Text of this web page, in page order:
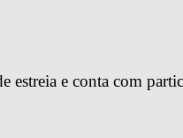
estreia e conta com